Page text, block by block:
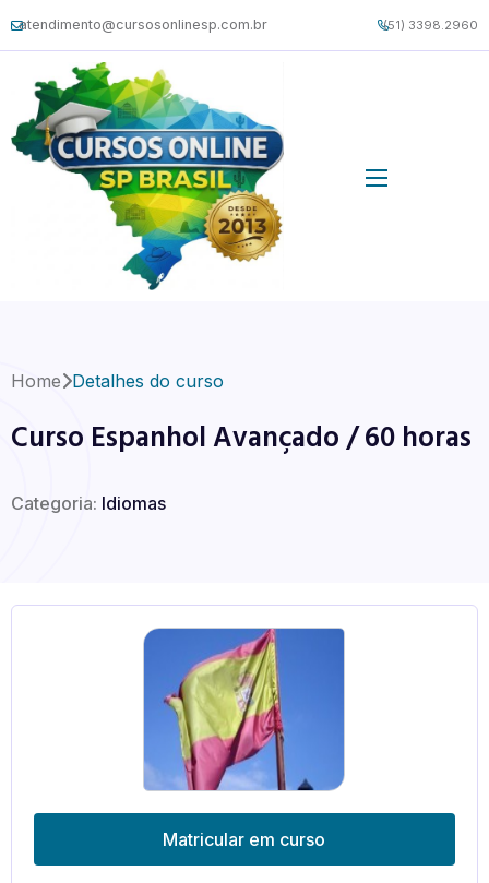
atendimento@cursosonlinesp.com.br (51) 3398.2960
Home Detalhes do curso
Curso Espanhol Avançado / 60 horas
Categoria: Idiomas
Matricular em curso